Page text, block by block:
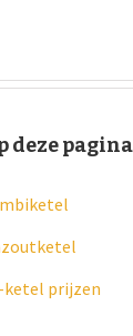
deze
ketel prijzen